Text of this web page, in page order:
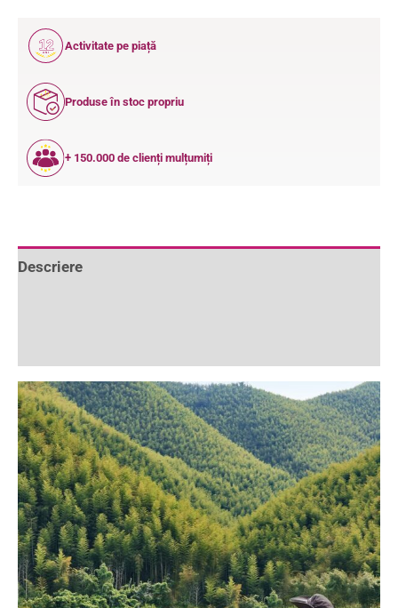
12
ANI
Activitate pe piață
Produse în stoc propriu
+ 150.000 de clienți mulțumiți
Descriere